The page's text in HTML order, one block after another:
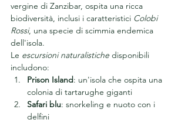
vergine di Zanzibar, ospita una ricca
biodiversità, inclusi i caratteristici Colobi
Rossi, una specie di scimmia endemica
dell'isola.
Le escursioni naturalistiche disponibili
includono:
Prison Island: un'isola che ospita una
colonia di tartarughe giganti
Safari blu: snorkeling e nuoto con i
delfini